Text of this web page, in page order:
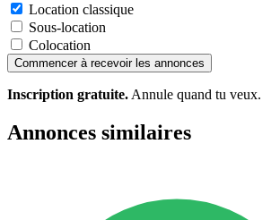
Location classique
Sous-location
Colocation
Commencer à recevoir les annonces
Inscription gratuite. Annule quand tu veux.
Annonces similaires